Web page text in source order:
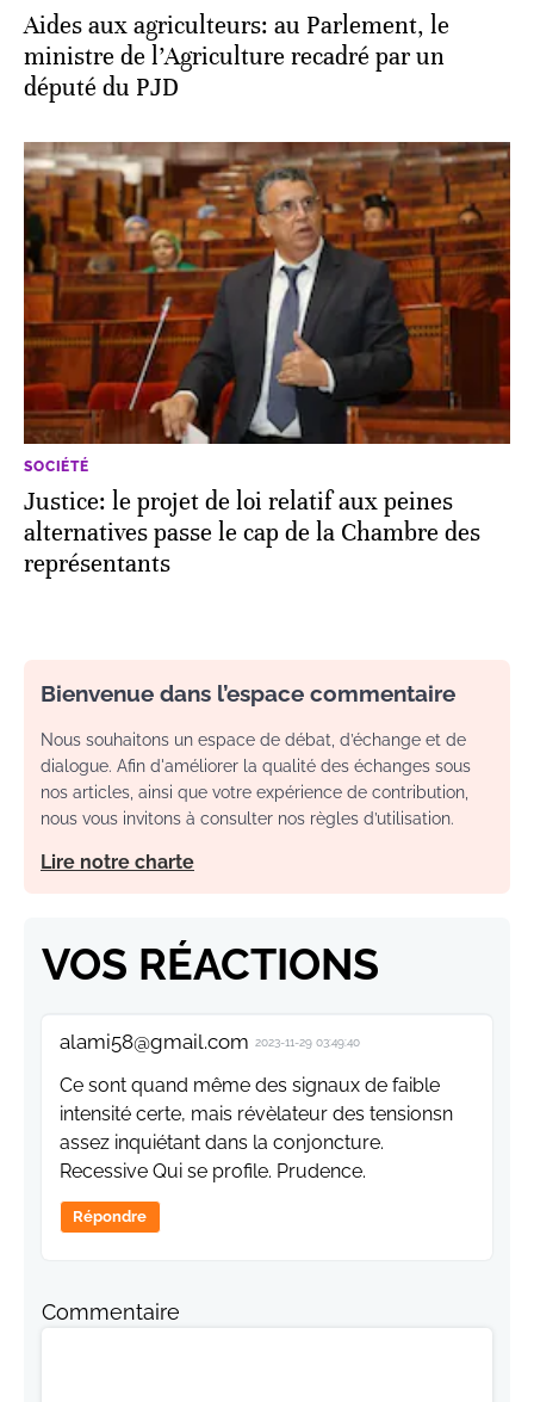
Aides aux agriculteurs: au Parlement, le
ministre de l’Agriculture recadré par un
député du PJD
SOCIÉTÉ
Justice: le projet de loi relatif aux peines
alternatives passe le cap de la Chambre des
représentants
Bienvenue dans l’espace commentaire
Nous souhaitons un espace de débat, d’échange et de
dialogue. Afin d'améliorer la qualité des échanges sous
nos articles, ainsi que votre expérience de contribution,
nous vous invitons à consulter nos règles d’utilisation.
Lire notre charte
VOS RÉACTIONS
alami58@gmail.com 2023-11-29 03:49:40
Ce sont quand même des signaux de faible
intensité certe, mais révèlateur des tensionsn
assez inquiétant dans la conjoncture.
Recessive Qui se profile. Prudence.
Répondre
Commentaire